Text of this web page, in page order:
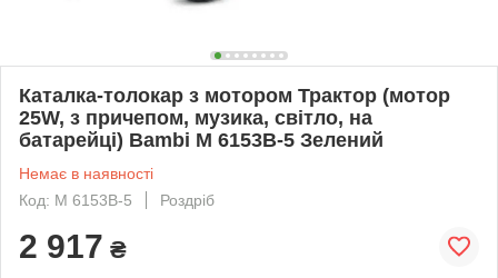
Каталка-толокар з мотором Трактор (мотор
25W, з причепом, музика, світло, на
батарейці) Bambi M 6153B-5 Зелений
Немає в наявності
Код: M 6153B-5
Роздріб
2 917 ₴